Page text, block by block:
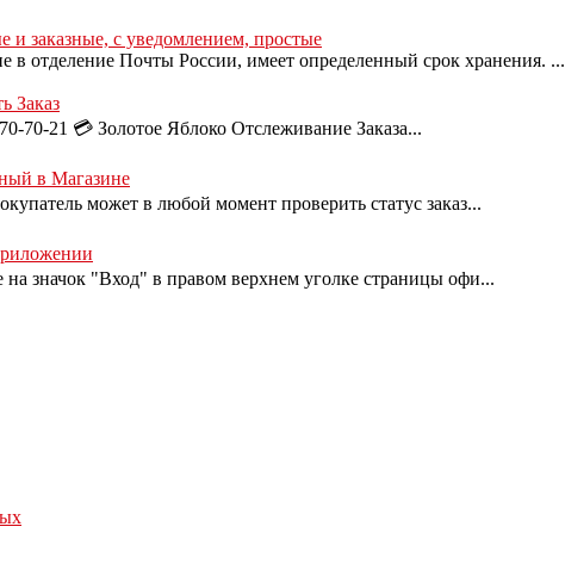
и заказные, с уведомлением, простые
в отделение Почты России, имеет определенный срок хранения. ...
Заказ
70-21 💳 Золотое Яблоко Отслеживание Заказа...
в Магазине
может в любой момент проверить статус заказ...
значок "Вход" в правом верхнем уголке страницы офи...